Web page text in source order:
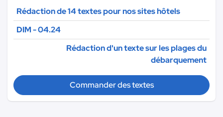
Rédaction de 14 textes pour nos sites hôtels
DIM - 04.24
Rédaction d'un texte sur les plages du
débarquement
Commander des textes